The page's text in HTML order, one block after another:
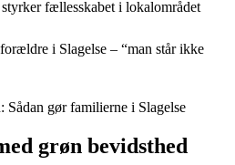
fællesskabet i lokalområdet
i Slagelse – “man står ikke
gør familierne i Slagelse
grøn bevidsthed